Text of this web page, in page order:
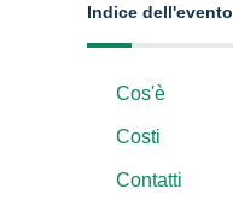
Indice dell'evento
Cos'è
Costi
Contatti